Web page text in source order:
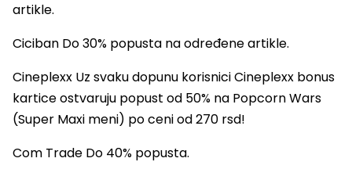
artikle.
Ciciban Do 30% popusta na određene artikle.
Cineplexx Uz svaku dopunu korisnici Cineplexx bonus
kartice ostvaruju popust od 50% na Popcorn Wars
(Super Maxi meni) po ceni od 270 rsd!
Com Trade Do 40% popusta.